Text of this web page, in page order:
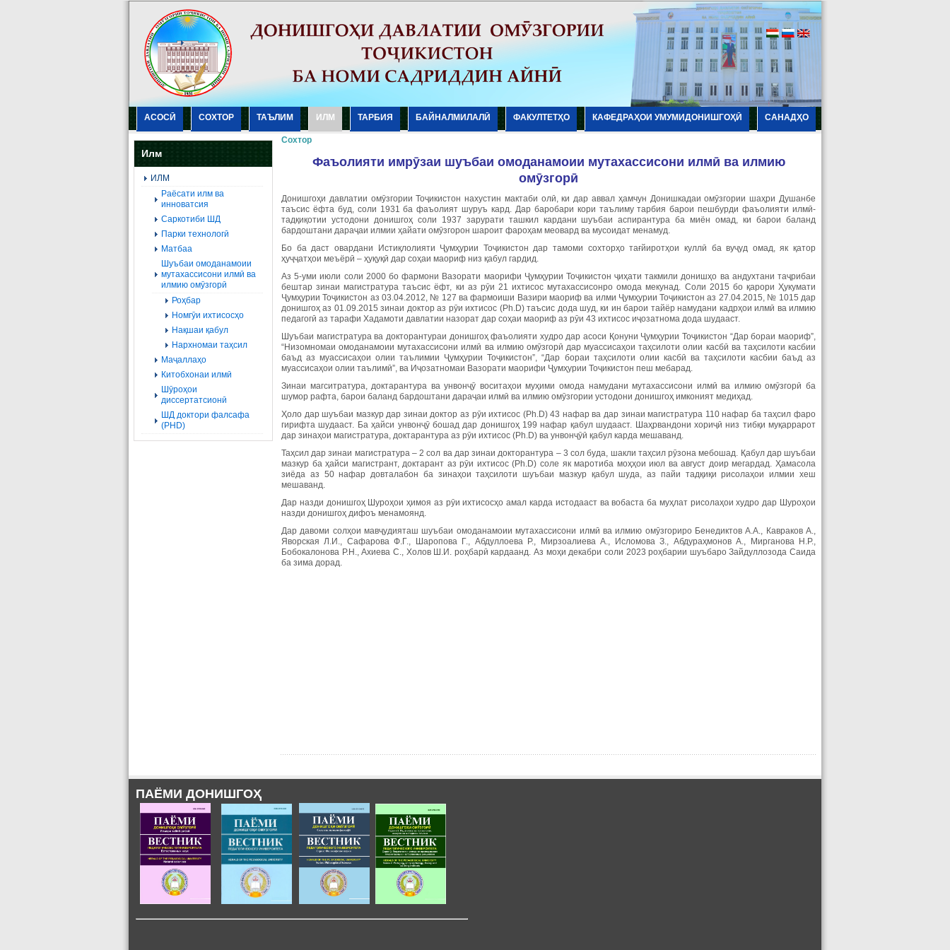
АСОСӢ СОХТОР ТАЪЛИМ ИЛМ ТАРБИЯ БАЙНАЛМИЛАЛӢ ФАКУЛТЕТҲО КАФЕДРАҲОИ УМУМИДОНИШГОҲӢ САНАДҲО
Илм
ИЛМ
Раёсати илм ва
инноватсия
Саркотиби ШД
Парки технологӣ
Матбаа
Шуъбаи омоданамоии
мутахассисони илмӣ ва
илмию омӯзгорӣ
Роҳбар
Номгӯи ихтисосҳо
Нақшаи қабул
Нархномаи таҳсил
Маҷаллаҳо
Китобхонаи илмӣ
Шӯроҳои
диссертатсионӣ
ШД доктори фалсафа
(PHD)
Сохтор
Фаъолияти имрӯзаи шуъбаи омоданамоии мутахассисони илмӣ ва илмию
омӯзгорӣ
Донишгоҳи давлатии омӯзгории Тоҷикистон нахустин мактаби олӣ, ки дар аввал ҳамчун Донишкадаи омӯзгории шаҳри Душанбе
таъсис ёфта буд, соли 1931 ба фаъолият шуруъ кард. Дар баробари кори таълиму тарбия барои пешбурди фаъолияти илмӣ-
тадқиқотии устодони донишгоҳ соли 1937 зарурати ташкил кардани шуъбаи аспирантура ба миён омад, ки барои баланд
бардоштани дараҷаи илмии ҳайати омӯзгорон шароит фароҳам меовард ва мусоидат менамуд.
Бо ба даст овардани Истиқлолияти Ҷумҳурии Тоҷикистон дар тамоми сохторҳо тағйиротҳои куллӣ ба вуҷуд омад, як қатор
ҳуҷҷатҳои меъёрӣ – ҳуқуқӣ дар соҳаи маориф низ қабул гардид.
Аз 5-уми июли соли 2000 бо фармони Вазорати маорифи Ҷумҳурии Тоҷикистон ҷиҳати такмили донишҳо ва андухтани таҷрибаи
бештар зинаи магистратура таъсис ёфт, ки аз рӯи 21 ихтисос мутахассисонро омода мекунад. Соли 2015 бо қарори Ҳукумати
Ҷумҳурии Тоҷикистон аз 03.04.2012, № 127 ва фармоиши Вазири маориф ва илми Ҷумҳурии Тоҷикистон аз 27.04.2015, № 1015 дар
донишгоҳ аз 01.09.2015 зинаи доктор аз рӯи ихтисос (Ph.D) таъсис дода шуд, ки ин барои тайёр намудани кадрҳои илмӣ ва илмию
педагогӣ аз тарафи Хадамоти давлатии назорат дар соҳаи маориф аз рӯи 43 ихтисос иҷозатнома дода шудааст.
Шуъбаи магистратура ва докторантураи донишгоҳ фаъолияти худро дар асоси Қонуни Ҷумҳурии Тоҷикистон “Дар бораи маориф”,
“Низомномаи омоданамоии мутахассисони илмӣ ва илмию омӯзгорӣ дар муассисаҳои таҳсилоти олии касбӣ ва таҳсилоти касбии
баъд аз муассисаҳои олии таълимии Ҷумҳурии Тоҷикистон”, “Дар бораи таҳсилоти олии касбӣ ва таҳсилоти касбии баъд аз
муассисаҳои олии таълимӣ”, ва Иҷозатномаи Вазорати маорифи Ҷумҳурии Тоҷикистон пеш мебарад.
Зинаи магситратура, доктарантура ва унвонҷӯ воситаҳои муҳими омода намудани мутахассисони илмӣ ва илмию омӯзгорӣ ба
шумор рафта, барои баланд бардоштани дараҷаи илмӣ ва илмию омӯзгории устодони донишгоҳ имконият медиҳад.
Ҳоло дар шуъбаи мазкур дар зинаи доктор аз рӯи ихтисос (Ph.D) 43 нафар ва дар зинаи магистратура 110 нафар ба таҳсил фаро
гирифта шудааст. Ба ҳайси унвонҷӯ бошад дар донишгоҳ 199 нафар қабул шудааст. Шаҳрвандони хориҷӣ низ тибқи муқаррарот
дар зинаҳои магистратура, доктарантура аз рӯи ихтисос (Ph.D) ва унвонҷӯӣ қабул карда мешаванд.
Таҳсил дар зинаи магистратура – 2 сол ва дар зинаи докторантура – 3 сол буда, шакли таҳсил рӯзона мебошад. Қабул дар шуъбаи
мазкур ба ҳайси магистрант, доктарант аз рӯи ихтисос (Ph.D) соле як маротиба моҳҳои июл ва август доир мегардад. Ҳамасола
зиёда аз 50 нафар довталабон ба зинаҳои таҳсилоти шуъбаи мазкур қабул шуда, аз пайи тадқиқи рисолаҳои илмии хеш
мешаванд.
Дар назди донишгоҳ Шуроҳои ҳимоя аз рӯи ихтисосҳо амал карда истодааст ва вобаста ба муҳлат рисолаҳои худро дар Шуроҳои
назди донишгоҳ дифоъ менамоянд.
Дар давоми солҳои мавҷудияташ шуъбаи омоданамоии мутахассисони илмӣ ва илмию омӯзгориро Бенедиктов А.А., Кавраков А.,
Яворская Л.И., Сафарова Ф.Г., Шаропова Г., Абдуллоева Р., Мирзоалиева А., Исломова З., Абдураҳмонов А., Мирганова Н.Р.,
Бобокалонова Р.Н., Ахиева С., Холов Ш.И. роҳбарӣ кардаанд. Аз моҳи декабри соли 2023 роҳбарии шуъбаро Зайдуллозода Саида
ба зима дорад.
ПАЁМИ ДОНИШГОҲ